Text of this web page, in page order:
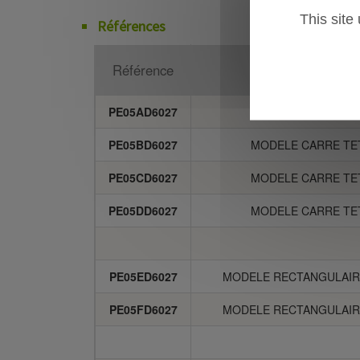
Références
Référence
PE05AD6027
PE05BD6027 MODELE CARRE
PE05CD6027 MODELE CARRE
PE05DD6027 MODELE CARRE
PE05ED6027 MODELE
PE05FD6027 MODELE
This site